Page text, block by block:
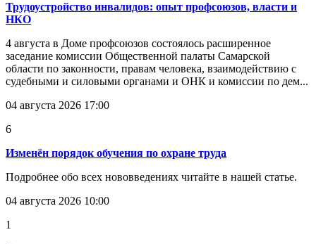
Трудоустройство инвалидов: опыт профсоюзов, власти и
НКО
4 августа в Доме профсоюзов состоялось расширенное
заседание комиссии Общественной палаты Самарской
области по законности, правам человека, взаимодействию с
судебными и силовыми органами и ОНК и комиссии по дем...
04 августа 2026 17:00
6
Изменён порядок обучения по охране труда
Подробнее обо всех нововведениях читайте в нашей статье.
04 августа 2026 10:00
1